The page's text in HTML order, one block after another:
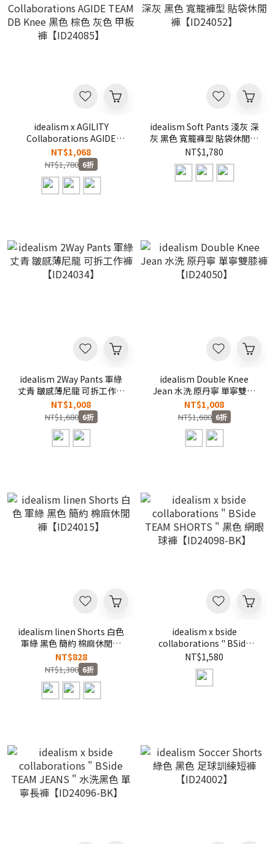
idealism x AGILITY
Collaborations ​AGIDE
TEAM DB Knee 黑色 棕色
灰色 甲板褲【ID24085】
NT$1,068
NT$1,780 6折
idealism Soft Pants 淺灰 深
灰 黑色 寬籠褲型 貼袋休閒褲
【ID24052】
NT$1,780
idealism 2Way Pants 軍綠
丈青 皺感薄尼龍 可拆工作褲
【ID24034】
NT$1,008
NT$1,680 6折
idealism Double Knee
Jean 水洗 原丹寧 單寧雙膝
褲【ID24050】
NT$1,008
NT$1,680 6折
idealism linen Shorts 白色
軍綠 黑色 簡約 棉麻休閒褲
【ID24015】
NT$828
NT$1,380 6折
idealism x bside
collaborations " BSide
TEAM SHORTS " 黑色 網眼
球褲【ID24098-BK】
NT$1,580